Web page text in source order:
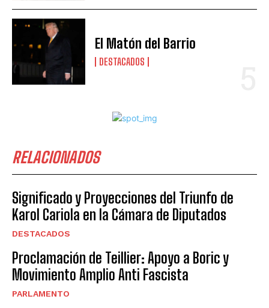
El Matón del Barrio
DESTACADOS
RELACIONADOS
Significado y Proyecciones del Triunfo de
Karol Cariola en la Cámara de Diputados
DESTACADOS
Proclamación de Teillier: Apoyo a Boric y
Movimiento Amplio Anti Fascista
PARLAMENTO